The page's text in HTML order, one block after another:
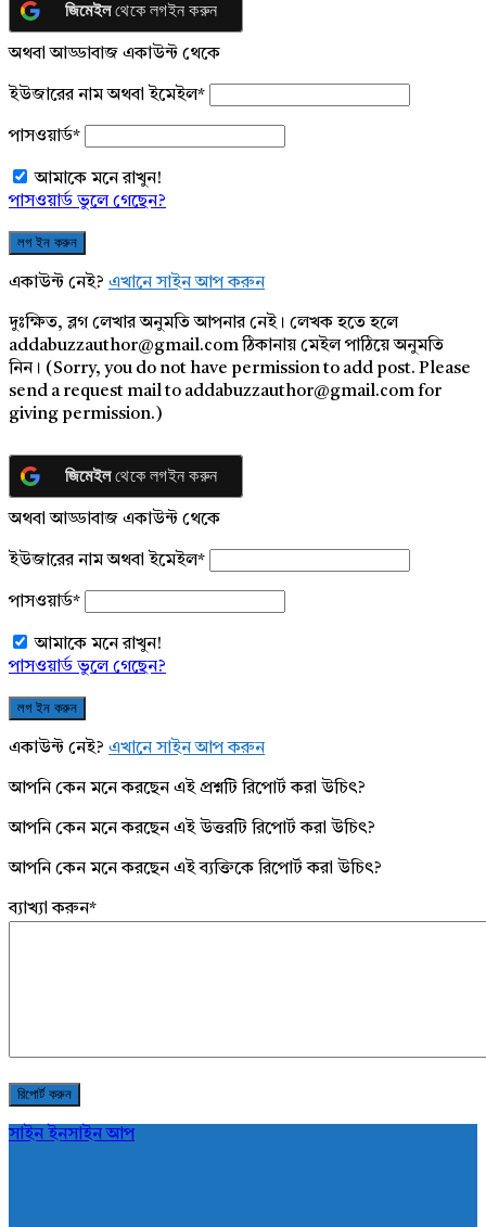
জিমেইলথেকে লগইন করুন
অথবা আড্ডাবাজ একাউন্ট থেকে
ইউজারের নাম অথবা ইমেইল*
পাসওয়ার্ড*
আমাকে মনে রাখুন!
পাসওয়ার্ড ভুলে গেছেন?
একাউন্ট নেই? এখানে সাইন আপ করুন
দুঃক্ষিত, ব্লগ লেখার অনুমতি আপনার নেই। লেখক হতে হলে
addabuzzauthor@gmail.com ঠিকানায় মেইল পাঠিয়ে অনুমতি
নিন। (Sorry, you do not have permission to add post. Please
send a request mail to addabuzzauthor@gmail.com for
giving permission.)
জিমেইলথেকে লগইন করুন
অথবা আড্ডাবাজ একাউন্ট থেকে
ইউজারের নাম অথবা ইমেইল*
পাসওয়ার্ড*
আমাকে মনে রাখুন!
পাসওয়ার্ড ভুলে গেছেন?
একাউন্ট নেই? এখানে সাইন আপ করুন
আপনি কেন মনে করছেন এই প্রশ্নটি রিপোর্ট করা উচিৎ?
আপনি কেন মনে করছেন এই উত্তরটি রিপোর্ট করা উচিৎ?
আপনি কেন মনে করছেন এই ব্যক্তিকে রিপোর্ট করা উচিৎ?
ব্যাখ্যা করুন*
সাইন ইনসাইন আপ